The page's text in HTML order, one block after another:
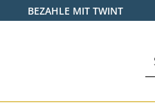
BEZAHLE MIT TWINT